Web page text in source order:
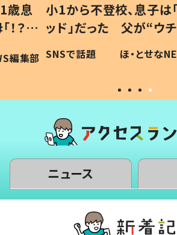
歳息
？」
編集部
小1から不登校、息子は
ッド」だった 父が“ウ
作り続ける理由とは #
#令和の子
SNSで話題 ほ・とせな
ニュース